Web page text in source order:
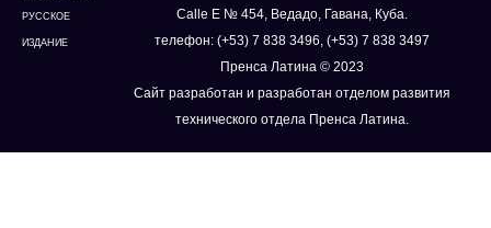
РУССКОЕ
ИЗДАНИЕ
Calle E № 454, Ведадо, Гавана, Куба.
телефон: (+53) 7 838 3496, (+53) 7 838 3497
Пренса Латина © 2023
Сайт разработан и разработан отделом развития
технического отдела Пренса Латина.